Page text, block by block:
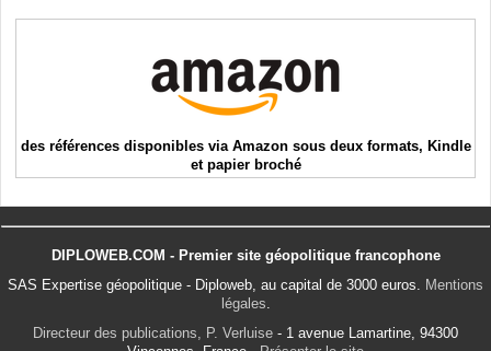
des références disponibles via Amazon sous deux formats, Kindle
et papier broché
DIPLOWEB.COM - Premier site géopolitique francophone
SAS Expertise géopolitique - Diploweb, au capital de 3000 euros. Mentions
légales.
Directeur des publications, P. Verluise - 1 avenue Lamartine, 94300